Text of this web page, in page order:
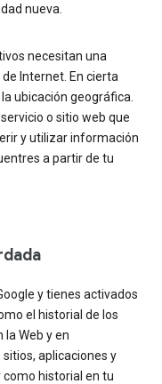
nueva.
necesitan una
Internet. En cierta
ubicación geográfica.
o sitio web que
y utilizar información
a partir de tu
y tienes activados
el historial de los
la Web y en
aplicaciones y
como historial en tu